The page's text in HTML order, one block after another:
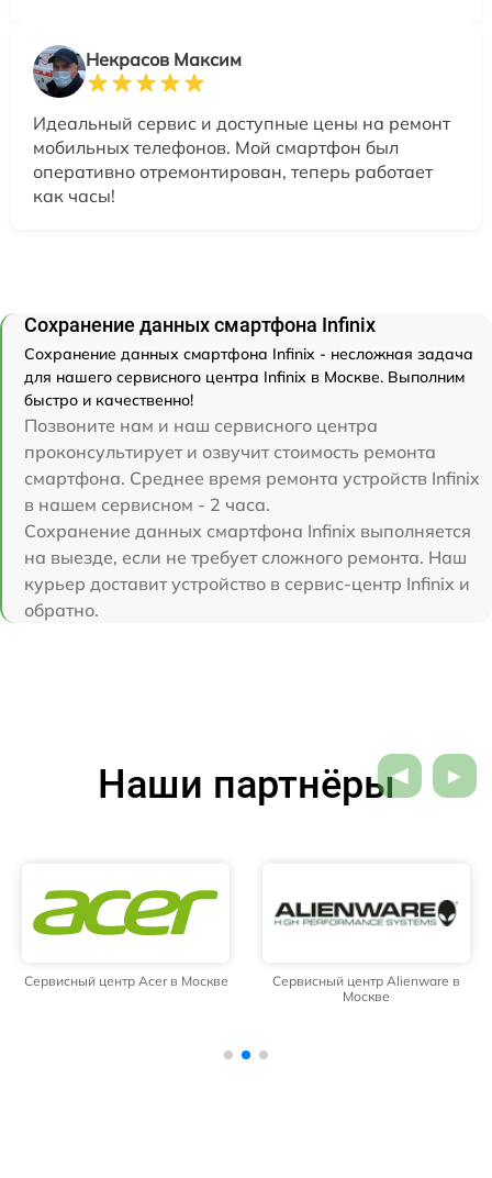
Некрасов Максим
Идеальный сервис и доступные цены на ремонт
мобильных телефонов. Мой смартфон был
оперативно отремонтирован, теперь работает
как часы!
Сохранение данных смартфона Infinix
Сохранение данных смартфона Infinix - несложная задача
для нашего сервисного центра Infinix в Москве. Выполним
быстро и качественно!
Позвоните нам и наш сервисного центра
проконсультирует и озвучит стоимость ремонта
смартфона. Среднее время ремонта устройств Infinix
в нашем сервисном - 2 часа.
Сохранение данных смартфона Infinix выполняется
на выезде, если не требует сложного ремонта. Наш
курьер доставит устройство в сервис-центр Infinix и
обратно.
Наши партнёры
Сервисный центр Acer в Москве
Сервисный центр Alienware в
Москве